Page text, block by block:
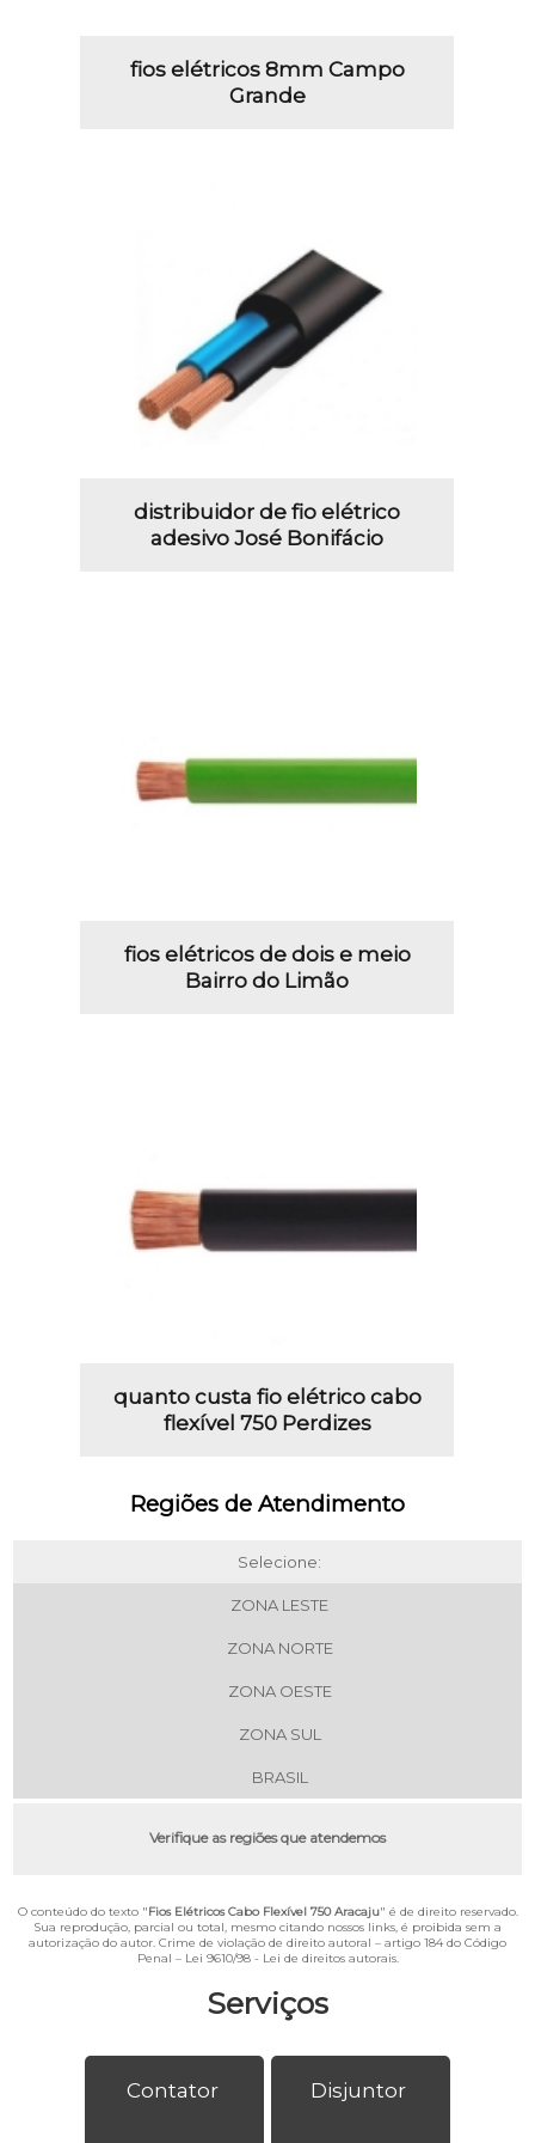
Serviços
Contator Disjuntor
fios elétricos 8mm Campo
Grande
distribuidor de fio elétrico
adesivo José Bonifácio
fios elétricos de dois e meio
Bairro do Limão
quanto custa fio elétrico cabo
flexível 750 Perdizes
Regiões de Atendimento
Selecione:
ZONA LESTE
ZONA NORTE
ZONA OESTE
ZONA SUL
BRASIL
Verifique as regiões que atendemos
O conteúdo do texto "Fios Elétricos Cabo Flexível 750 Aracaju" é de direito reservado.
Sua reprodução, parcial ou total, mesmo citando nossos links, é proibida sem a
autorização do autor. Crime de violação de direito autoral – artigo 184 do Código
Penal – Lei 9610/98 - Lei de direitos autorais.